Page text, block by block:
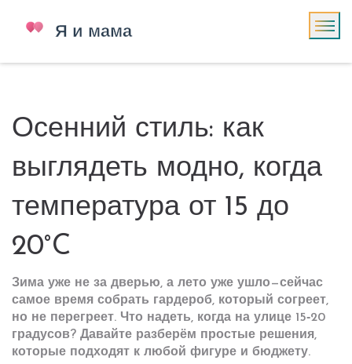
Осенний стиль: как
выглядеть модно, когда
температура от 15 до
20°C
Зима уже не за дверью, а лето уже ушло—сейчас
самое время собрать гардероб, который согреет,
но не перегреет. Что надеть, когда на улице 15‑20
градусов? Давайте разберём простые решения,
которые подходят к любой фигуре и бюджету.